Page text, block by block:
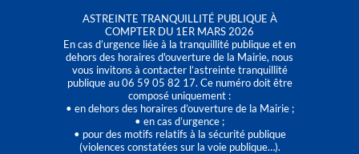
ASTREINTE TRANQUILLITÉ PUBLIQUE À
COMPTER DU 1ER MARS 2026
En cas d’urgence liée à la tranquillité publique et en
dehors des horaires d'ouverture de la Mairie, nous
vous invitons à contacter l’astreinte tranquillité
publique au 06 59 05 82 17. Ce numéro doit être
composé uniquement :
• en dehors des horaires d’ouverture de la Mairie ;
• en cas d’urgence ;
• pour des motifs relatifs à la sécurité publique
(violences constatées sur la voie publique…).